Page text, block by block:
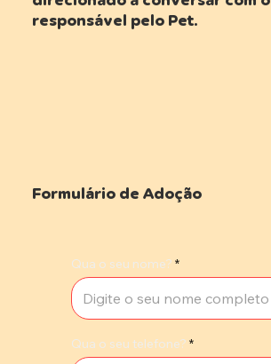
responsável pelo Pet.
Formulário de Adoção
Qua o seu nome?
Qua o seu telefone?